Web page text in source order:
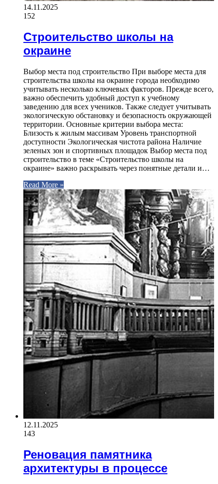
14.11.2025
152
Строительство школы на
окраине
Выбор места под строительство При выборе места для
строительства школы на окраине города необходимо
учитывать несколько ключевых факторов. Прежде всего,
важно обеспечить удобный доступ к учебному
заведению для всех учеников. Также следует учитывать
экологическую обстановку и безопасность окружающей
территории. Основные критерии выбора места:
Близость к жилым массивам Уровень транспортной
доступности Экологическая чистота района Наличие
зеленых зон и спортивных площадок Выбор места под
строительство в теме «Строительство школы на
окраине» важно раскрывать через понятные детали и…
Read More »
12.11.2025
143
Реновация памятника
архитектуры в процессе